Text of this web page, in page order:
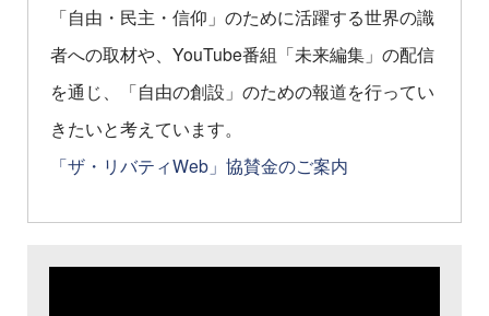
「自由・民主・信仰」のために活躍する世界の識
者への取材や、YouTube番組「未来編集」の配信
を通じ、「自由の創設」のための報道を行ってい
きたいと考えています。
「ザ・リバティWeb」協賛金のご案内